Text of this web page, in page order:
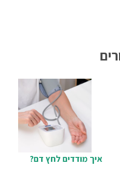
איך מודדים לחץ דם?